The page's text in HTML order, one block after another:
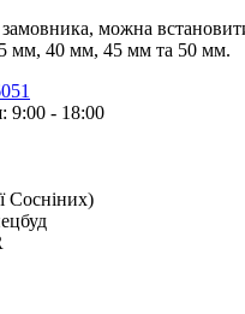
можна
мм, 40 мм, 45 мм та 50 мм.
9:00 - 18:00
Сосніних)